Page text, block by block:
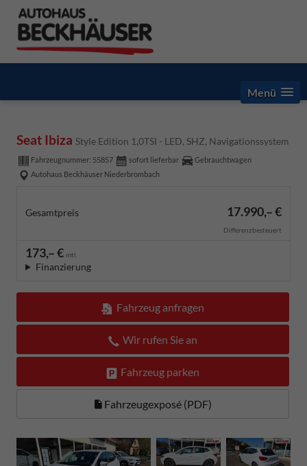
Menü
Seat Ibiza Style Edition 1,0TSI - LED, SHZ, Navigationssystem
Fahrzeugnummer: 55857 sofort lieferbar
Gebrauchtwagen
Autohaus Beckhäuser Niederbrombach
Gesamtpreis 17.990,– €
Differenzbesteuert
173,– € mtl.
Finanzierung
Fahrzeug anfragen
Wir rufen Sie an
Fahrzeug parken
Fahrzeugexposé (PDF)